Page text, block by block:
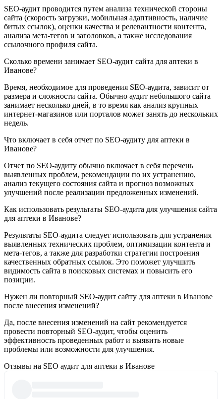
SEO-аудит проводится путем анализа технической стороны
сайта (скорость загрузки, мобильная адаптивность, наличие
битых ссылок), оценки качества и релевантности контента,
анализа мета-тегов и заголовков, а также исследования
ссылочного профиля сайта.
Сколько времени занимает SEO-аудит сайта для аптеки в
Иванове?
Время, необходимое для проведения SEO-аудита, зависит от
размера и сложности сайта. Обычно аудит небольшого сайта
занимает несколько дней, в то время как анализ крупных
интернет-магазинов или порталов может занять до нескольких
недель.
Что включает в себя отчет по SEO-аудиту для аптеки в
Иванове?
Отчет по SEO-аудиту обычно включает в себя перечень
выявленных проблем, рекомендации по их устранению,
анализ текущего состояния сайта и прогноз возможных
улучшений после реализации предложенных изменений.
Как использовать результаты SEO-аудита для улучшения сайта
для аптеки в Иванове?
Результаты SEO-аудита следует использовать для устранения
выявленных технических проблем, оптимизации контента и
мета-тегов, а также для разработки стратегии построения
качественных обратных ссылок. Это поможет улучшить
видимость сайта в поисковых системах и повысить его
позиции.
Нужен ли повторный SEO-аудит сайту для аптеки в Иванове
после внесения изменений?
Да, после внесения изменений на сайт рекомендуется
провести повторный SEO-аудит, чтобы оценить
эффективность проведенных работ и выявить новые
проблемы или возможности для улучшения.
Отзывы на SEO аудит для аптеки в Иванове